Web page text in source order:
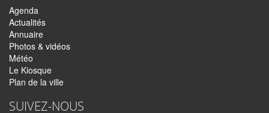
Agenda
Actualités
Annuaire
Photos & vidéos
Météo
Le Kiosque
Plan de la ville
SUIVEZ-NOUS